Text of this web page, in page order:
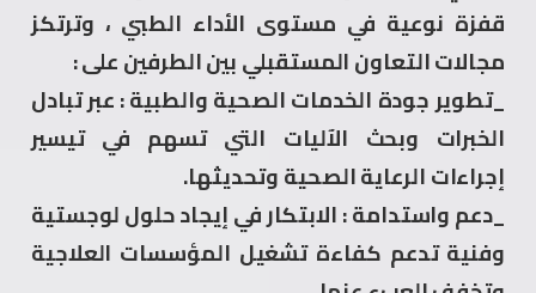
قفزة نوعية في مستوى الأداء الطبي ، وترتكز
مجالات التعاون المستقبلي بين الطرفين على :
_​تطوير جودة الخدمات الصحية والطبية : عبر تبادل
الخبرات وبحث الآليات التي تسهم في تيسير
إجراءات الرعاية الصحية وتحديثها.
_​دعم واستدامة : الابتكار في إيجاد حلول لوجستية
وفنية تدعم كفاءة تشغيل المؤسسات العلاجية